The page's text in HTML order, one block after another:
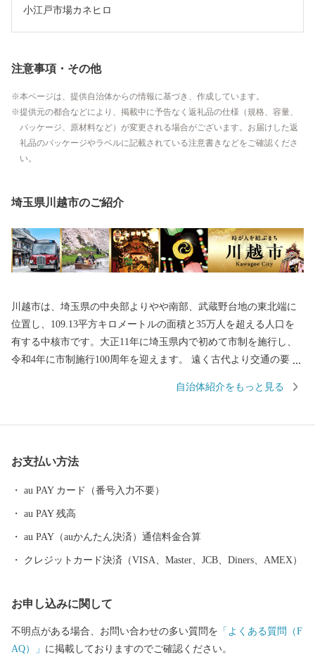
小江戸市場カネヒロ
注意事項・その他
本ページは、提供自治体からの情報に基づき、作成しています。
提供元の都合などにより、掲載中に予告なく返礼品の仕様（規格、容量、
パッケージ、原材料など）が変更される場合がございます。お届けした返
礼品のパッケージやラベルに記載されている注意書きなどをご確認くださ
い。
埼玉県川越市のご紹介
川越市は、埼玉県の中央部よりやや南部、武蔵野台地の東北端に
位置し、109.13平方キロメートルの面積と35万人を超える人口を
有する中核市です。大正11年に埼玉県内で初めて市制を施行し、
令和4年に市制施行100周年を迎えます。 遠く古代より交通の要
には桓武平氏の流れをくむ武蔵武士の河越氏が館を構え勢力を伸
ました。江戸時代には江戸の北の守りとともに舟運を利用した物
資の集積地として重要視されました。 川越市は、都心から30キロ
物などを生産する近郊農業、交通の利便性を生かした流通業、伝
統に培われた商工業、豊かな歴史と文化を資源とする観光など、
充実した都市機能を有しています。現在も、埼玉県南西部地域の
市像に、さまざまな施策を着実に進めていくことで、その実現に
向けて取り組んでいます。 川越市にゆかりのある方、川越市を
応援したい方 ご支援をよろしくお願いします。
自治体紹介をもっと見る
お支払い方法
au PAY カード（番号入力不要）
au PAY 残高
au PAY（auかんたん決済）通信料金合算
クレジットカード決済（VISA、Master、JCB、Diners、AMEX）
お申し込みに関して
不明点がある場合、お問い合わせの多い質問を 「よくある質問（F
AQ）」 に掲載しておりますのでご確認ください。